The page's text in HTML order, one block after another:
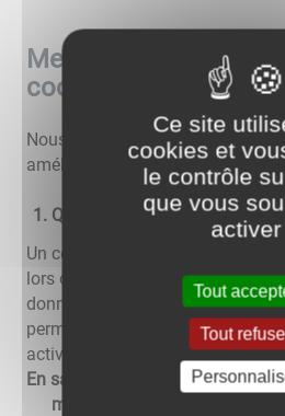
Mentions relatives à
cookies
Nous utilisons différents cookies
améliorer l'interactivité du site.
Qu'est-ce qu'un "cookie" ?
Un cookie est un fichier texte
lors de la visite d'un site. Il permet
données utilisateur afin de
permettre certaines
activer ou les désactiver.
En savoir plus sur les cookies,
moyens de s'y opposer
Ce site
cookies et
le contrôle
que vous
activer
Tout
Tout